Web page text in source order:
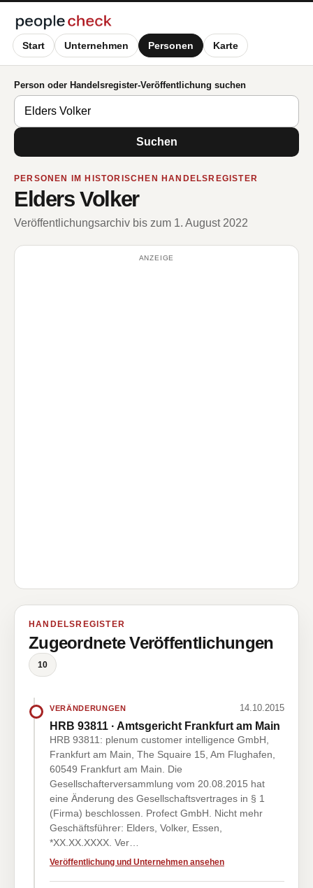
Start Unternehmen Personen Karte
Person oder Handelsregister-Veröffentlichung suchen
Suchen
PERSONEN IM HISTORISCHEN HANDELSREGISTER
Elders Volker
Veröffentlichungsarchiv bis zum 1. August 2022
ANZEIGE
HANDELSREGISTER
Zugeordnete Veröffentlichungen
10
VERÄNDERUNGEN 14.10.2015
HRB 93811 · Amtsgericht Frankfurt am Main
HRB 93811: plenum customer intelligence GmbH,
Frankfurt am Main, The Squaire 15, Am Flughafen,
60549 Frankfurt am Main. Die
Gesellschafterversammlung vom 20.08.2015 hat
eine Änderung des Gesellschaftsvertrages in § 1
(Firma) beschlossen. Profect GmbH. Nicht mehr
Geschäftsführer: Elders, Volker, Essen,
*XX.XX.XXXX. Ver…
Veröffentlichung und Unternehmen ansehen